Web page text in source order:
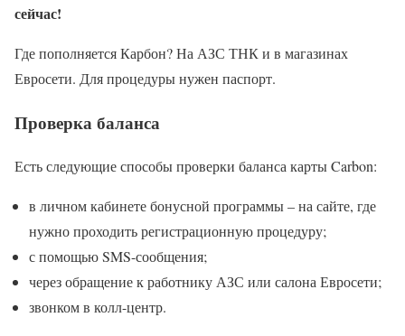
сейчас!
Где пополняется Карбон? На АЗС ТНК и в магазинах
Евросети. Для процедуры нужен паспорт.
Проверка баланса
Есть следующие способы проверки баланса карты Carbon:
в личном кабинете бонусной программы – на сайте, где
нужно проходить регистрационную процедуру;
с помощью SMS-сообщения;
через обращение к работнику АЗС или салона Евросети;
звонком в колл-центр.